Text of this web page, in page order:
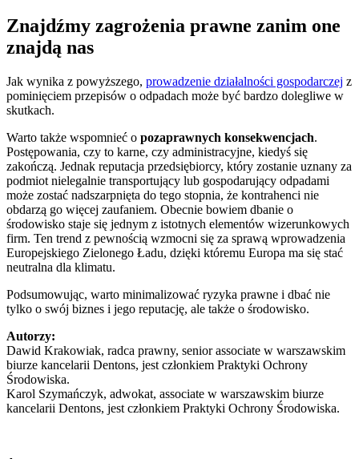
Znajdźmy zagrożenia prawne zanim one
znajdą nas
Jak wynika z powyższego, prowadzenie działalności gospodarczej z
pominięciem przepisów o odpadach może być bardzo dolegliwe w
skutkach.
Warto także wspomnieć o pozaprawnych konsekwencjach.
Postępowania, czy to karne, czy administracyjne, kiedyś się
zakończą. Jednak reputacja przedsiębiorcy, który zostanie uznany za
podmiot nielegalnie transportujący lub gospodarujący odpadami
może zostać nadszarpnięta do tego stopnia, że kontrahenci nie
obdarzą go więcej zaufaniem. Obecnie bowiem dbanie o
środowisko staje się jednym z istotnych elementów wizerunkowych
firm. Ten trend z pewnością wzmocni się za sprawą wprowadzenia
Europejskiego Zielonego Ładu, dzięki któremu Europa ma się stać
neutralna dla klimatu.
Podsumowując, warto minimalizować ryzyka prawne i dbać nie
tylko o swój biznes i jego reputację, ale także o środowisko.
Autorzy:
Dawid Krakowiak, radca prawny, senior associate w warszawskim
biurze kancelarii Dentons, jest członkiem Praktyki Ochrony
Środowiska.
Karol Szymańczyk, adwokat, associate w warszawskim biurze
kancelarii Dentons, jest członkiem Praktyki Ochrony Środowiska.